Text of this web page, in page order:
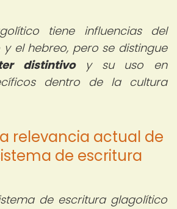
tiene influencias del
el hebreo, pero se distingue
distintivoy su uso en
dentro de la cultura
relevancia actual de
de escritura
de escritura glagolítico